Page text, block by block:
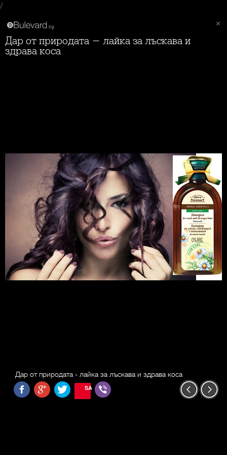
/
Дар от природата - лайка за лъскава и
здрава коса
Дар от природата - лайка за лъскава и здрава коса
SAVE